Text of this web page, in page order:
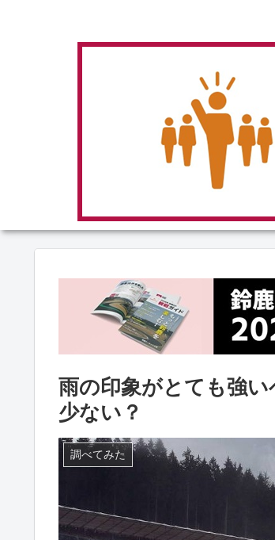
雨の印象がとても強
少ない？
調べてみた